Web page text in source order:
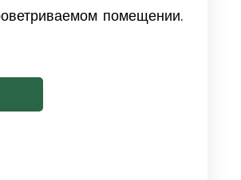
помещении.